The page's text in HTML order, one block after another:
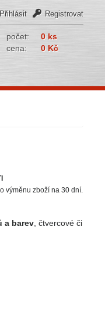
Přihlásit Registrovat
počet:
0 ks
cena:
0 Kč
výměnu zboží na 30 dní.
a barev , čtvercové či